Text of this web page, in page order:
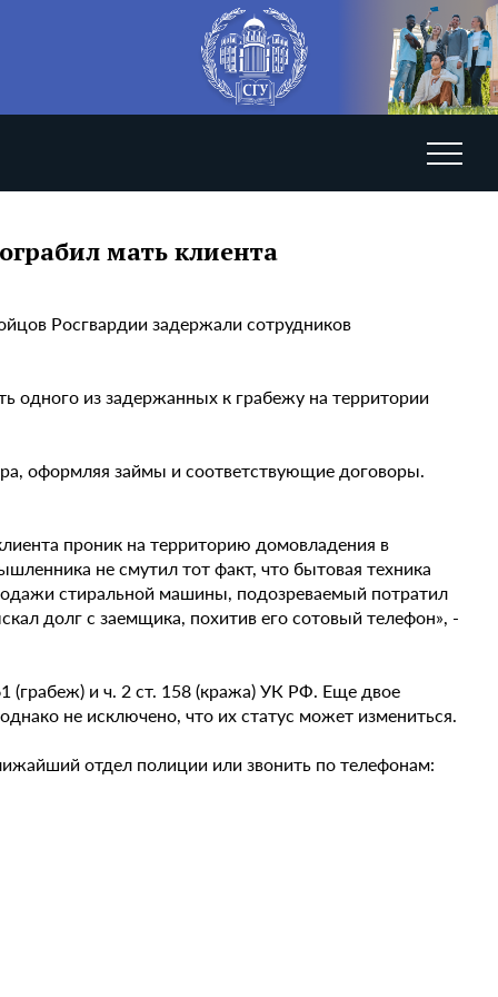
мать клиента
Росгвардии задержали сотрудников
одного из задержанных к грабежу на территории
оформляя займы и соответствующие договоры.
проник на территорию домовладения в
не смутил тот факт, что бытовая техника
стиральной машины, подозреваемый потратил
долг с заемщика, похитив его сотовый телефон», -
(грабеж) и ч. 2 ст. 158 (кража) УК РФ. Еще двое
не исключено, что их статус может измениться.
отдел полиции или звонить по телефонам: